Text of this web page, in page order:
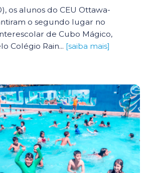
os alunos do CEU Ottawa-
o segundo lugar no
de Cubo Mágico,
Colégio Rain... [saiba mais]